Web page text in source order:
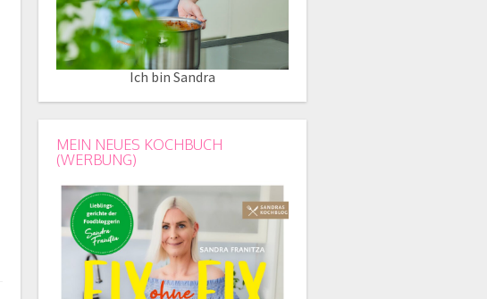
Ich bin Sandra
MEIN NEUES KOCHBUCH
(WERBUNG)